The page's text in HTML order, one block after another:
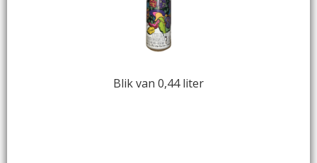
Blik van 0,44 liter